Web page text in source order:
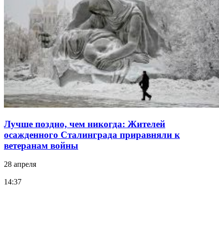
Лучше поздно, чем никогда: Жителей
осажденного Сталинграда приравняли к
ветеранам войны
28 апреля
14:37